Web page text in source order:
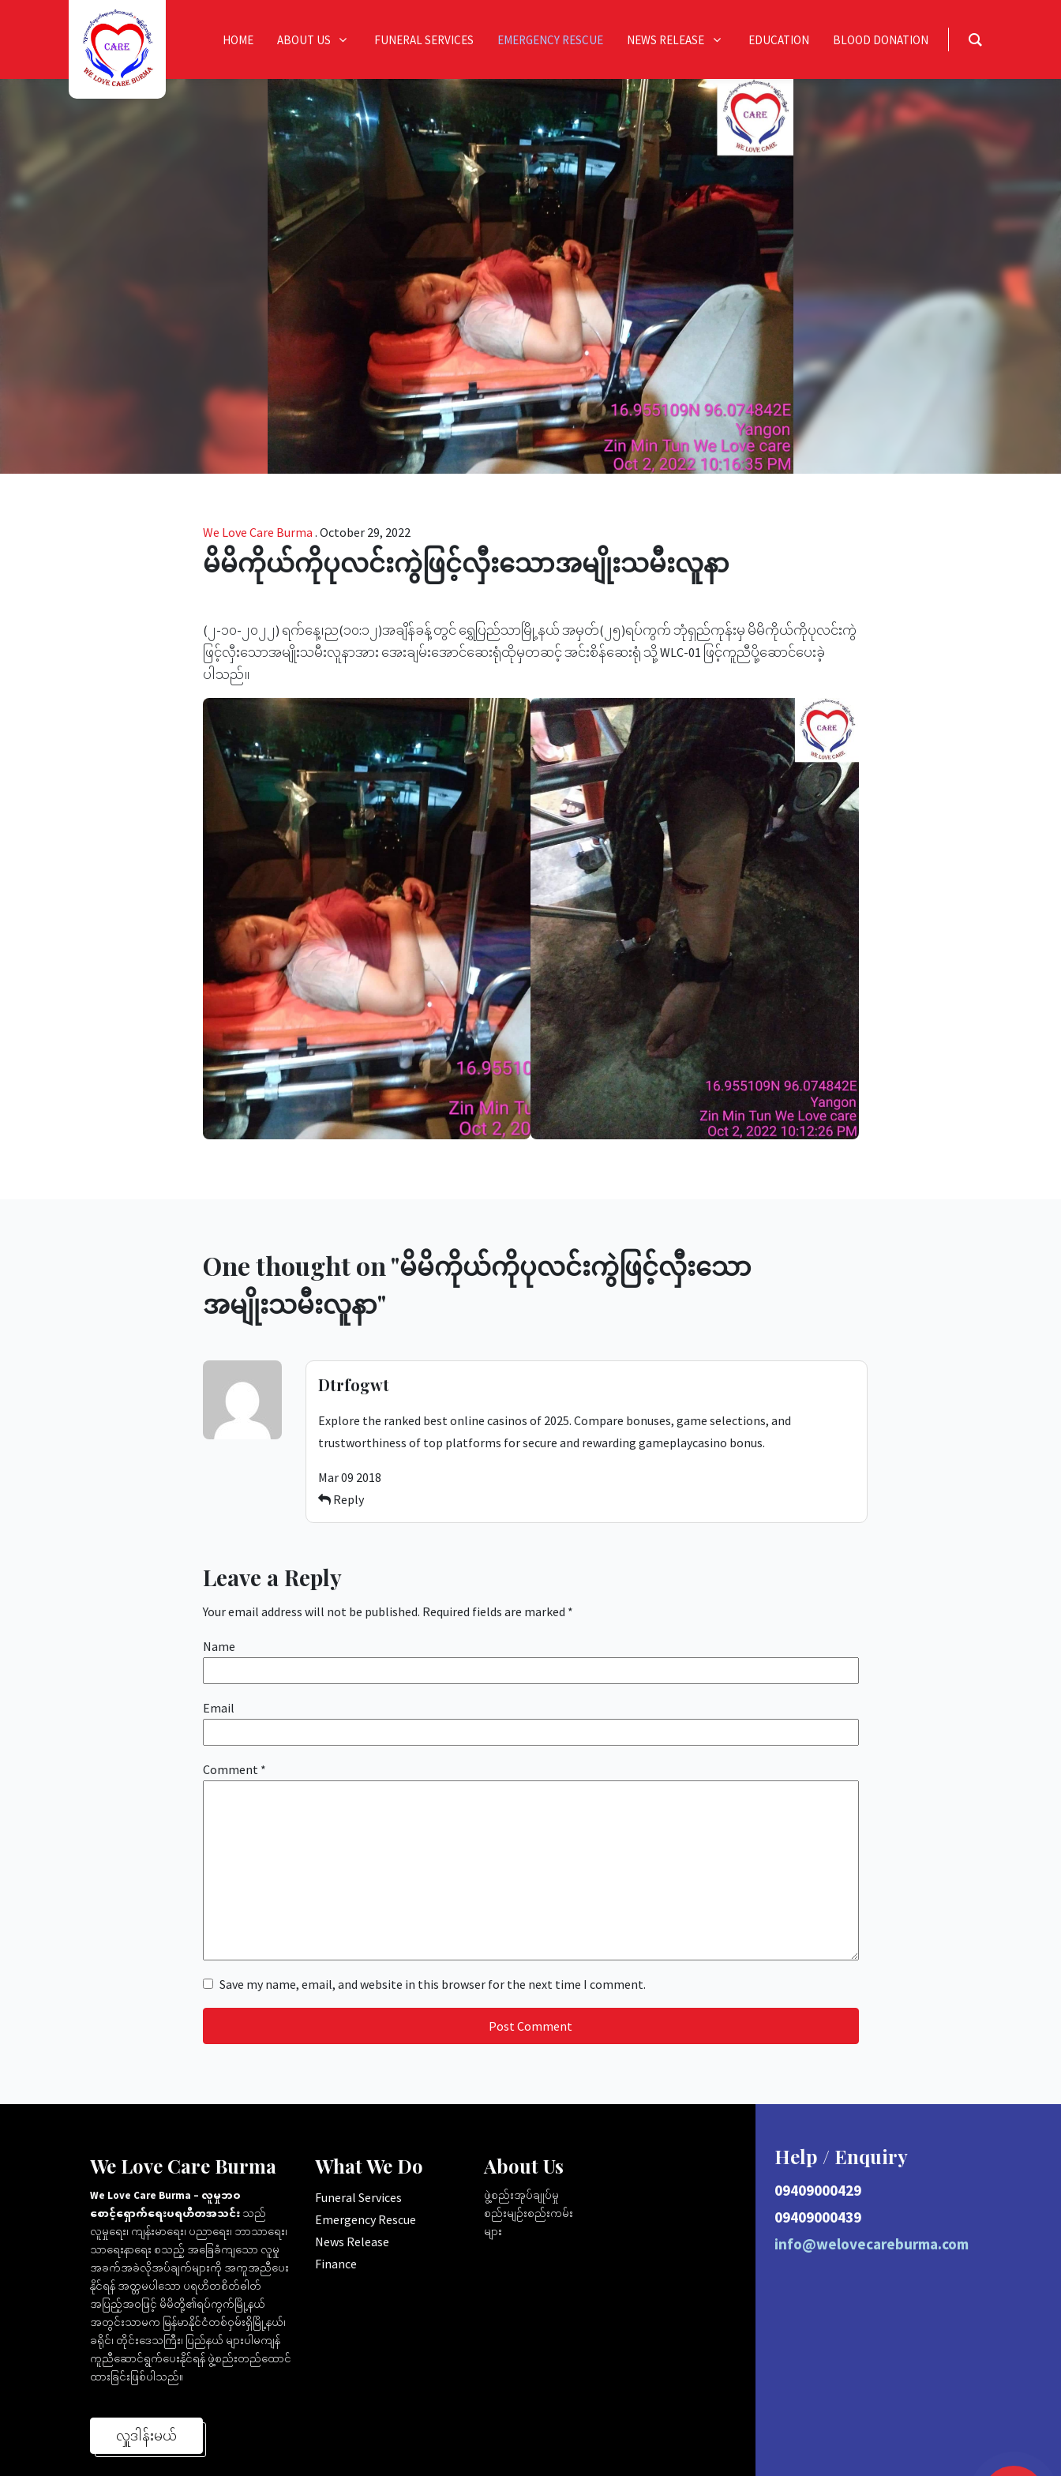
HOME ABOUT US FUNERAL SERVICES EMERGENCY RESCUE NEWS RELEASE EDUCATION BLOOD DONATION
We Love Care Burma . October 29, 2022
မိမိကိုယ်ကိုပုလင်းကွဲဖြင့်လှီးသောအမျိုးသမီးလူနာ
(၂-၁၀-၂၀၂၂) ရက်နေ့၊ည(၁၀:၁၂)အချိန်ခန့်တွင် ရွှေပြည်သာမြို့နယ် အမှတ်(၂၅)ရပ်ကွက် ဘုံရှည်ကုန်းမှ မိမိကိုယ်ကိုပုလင်းကွဲ
ဖြင့်လှီးသောအမျိုးသမီးလူနာအား အေးချမ်းအောင်ဆေးရုံထိုမှတဆင့် အင်းစိန်ဆေးရုံ သို့ WLC-01 ဖြင့်ကူညီပို့ဆောင်ပေးခဲ့
ပါသည်။
One thought on "မိမိကိုယ်ကိုပုလင်းကွဲဖြင့်လှီးသော
အမျိုးသမီးလူနာ"
Dtrfogwt
Explore the ranked best online casinos of 2025. Compare bonuses, game selections, and
trustworthiness of top platforms for secure and rewarding gameplaycasino bonus.
Mar 09 2018
Reply
Leave a Reply
Your email address will not be published. Required fields are marked *
Name
Email
Comment *
Save my name, email, and website in this browser for the next time I comment.
We Love Care Burma
We Love Care Burma – လူမှုဘဝ
စောင့်ရှောက်ရေးပရဟိတအသင်း သည်
လူမှုရေး၊ ကျန်းမာရေး၊ ပညာရေး၊ ဘာသာရေး၊
သာရေးနာရေး စသည့် အခြေခံကျသော လူမှု
အခက်အခဲလိုအပ်ချက်များကို အကူအညီပေး
နိုင်ရန် အတ္တမပါသော ပရဟိတစိတ်ဓါတ်
အပြည့်အဝဖြင့် မိမိတို့၏ရပ်ကွက်မြို့နယ်
အတွင်းသာမက မြန်မာနိုင်ငံတစ်ဝှမ်းရှိမြို့နယ်၊
ခရိုင်၊ တိုင်းဒေသကြီး၊ ပြည်နယ် များပါမကျန်
ကူညီဆောင်ရွက်ပေးနိုင်ရန် ဖွဲ့စည်းတည်ထောင်
ထားခြင်းဖြစ်ပါသည်။
လှူဒါန်းမယ်
What We Do
Funeral Services
Emergency Rescue
News Release
Finance
About Us
ဖွဲ့စည်းအုပ်ချုပ်မှု
စည်းမျဉ်းစည်းကမ်း
များ
Help / Enquiry
09409000429
09409000439
info@welovecareburma.com